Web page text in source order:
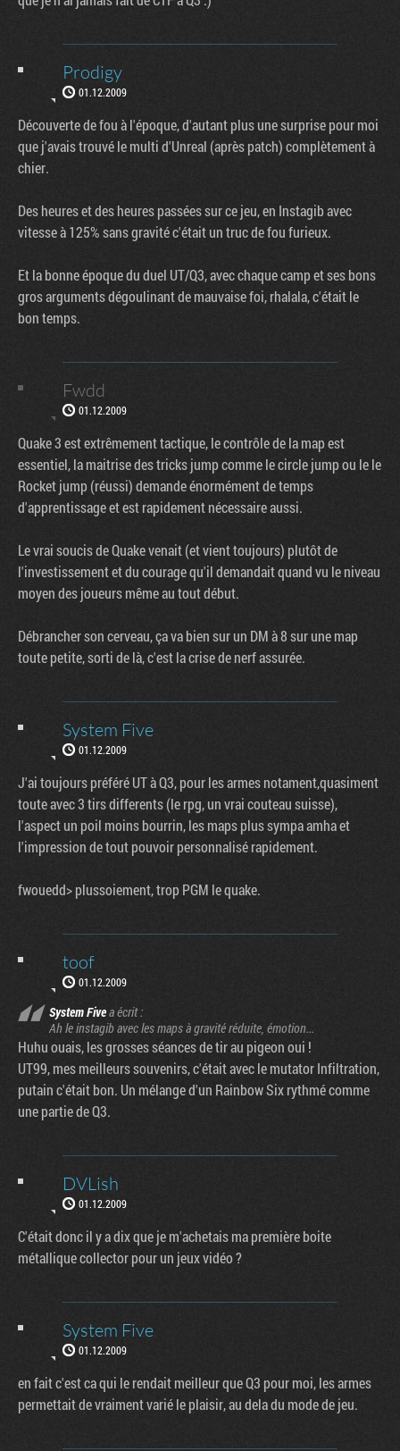
Prodigy
01.12.2009
Découverte de fou à l'époque, d'autant plus une surprise pour moi
que j'avais trouvé le multi d'Unreal (après patch) complètement à
chier.
Des heures et des heures passées sur ce jeu, en Instagib avec
vitesse à 125% sans gravité c'était un truc de fou furieux.
Et la bonne époque du duel UT/Q3, avec chaque camp et ses bons
gros arguments dégoulinant de mauvaise foi, rhalala, c'était le
bon temps.
Fwdd
01.12.2009
Quake 3 est extrêmement tactique, le contrôle de la map est
essentiel, la maitrise des tricks jump comme le circle jump ou le le
Rocket jump (réussi) demande énormément de temps
d'apprentissage et est rapidement nécessaire aussi.
Le vrai soucis de Quake venait (et vient toujours) plutôt de
l'investissement et du courage qu'il demandait quand vu le niveau
moyen des joueurs même au tout début.
Débrancher son cerveau, ça va bien sur un DM à 8 sur une map
toute petite, sorti de là, c'est la crise de nerf assurée.
System Five
01.12.2009
J'ai toujours préféré UT à Q3, pour les armes notament,quasiment
toute avec 3 tirs differents (le rpg, un vrai couteau suisse),
l'aspect un poil moins bourrin, les maps plus sympa amha et
l'impression de tout pouvoir personnalisé rapidement.
fwouedd> plussoiement, trop PGM le quake.
toof
01.12.2009
System Fivea écrit :
Ah le instagib avec les maps à gravité réduite, émotion...
Huhu ouais, les grosses séances de tir au pigeon oui !
UT99, mes meilleurs souvenirs, c'était avec le mutator Infiltration,
putain c'était bon. Un mélange d'un Rainbow Six rythmé comme
une partie de Q3.
DVLish
01.12.2009
C'était donc il y a dix que je m'achetais ma première boite
métallique collector pour un jeux vidéo ?
System Five
01.12.2009
en fait c'est ca qui le rendait meilleur que Q3 pour moi, les armes
permettait de vraiment varié le plaisir, au dela du mode de jeu.